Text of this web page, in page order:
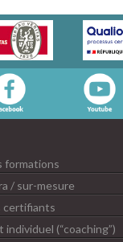
formations
/ sur-mesure
certifiants
individuel (“coaching”)